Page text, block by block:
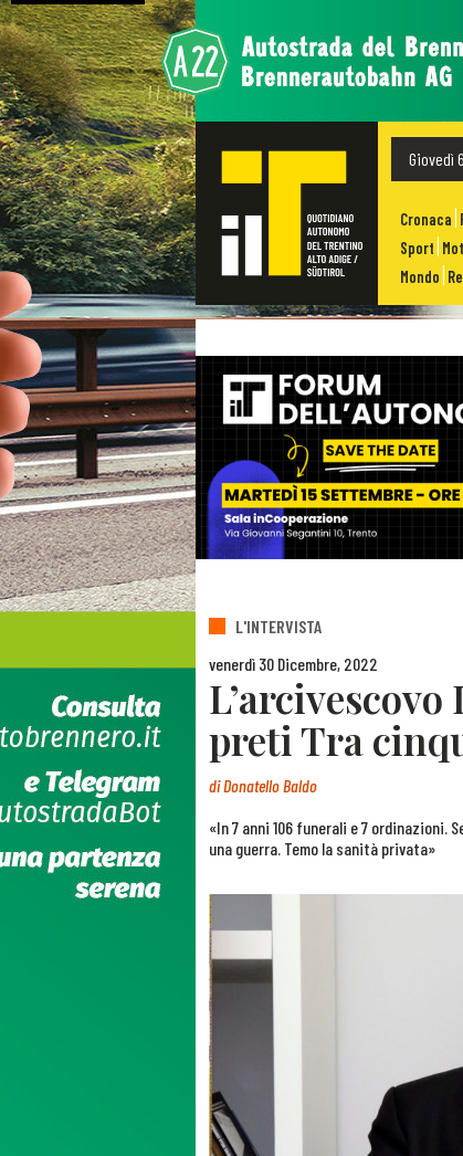
Giovedì
Cronaca
Sport
Mondo
L'INTERVISTA
venerdì 30 Dicembre, 2022
preti Tra
diDonatello Baldo
«In 7 anni 106 funerali e 7 ordinazioni.
una guerra. Temo la sanità privata»